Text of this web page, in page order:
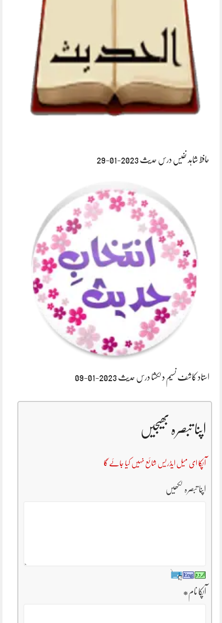
حافظ شاہد نفیس درس حدیث 2023-01-29
استاد کاشف نسیم دلکشا درس حدیث 2023-01-09
اپنا تبصرہ بھیجیں
آپکا ای میل ایڈریس شائع نہیں کیا جائے گا
اپنا تبصرہ لکھیں
آپکا نام*